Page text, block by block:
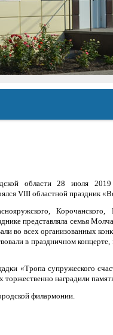
области 28 июля 2019
VIII областной праздник
Корочанского,
представляла семья
во всех организованных
в праздничном концерте,
«Тропа супружеского
торжественно наградили
филармонии.